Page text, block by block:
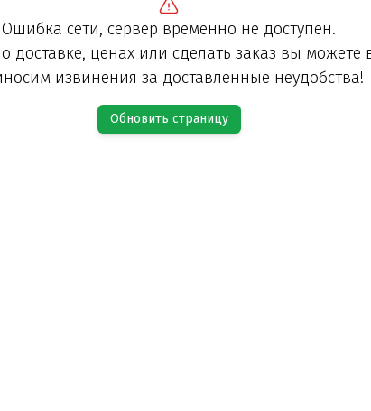
Ошибка сети, сервер временно не доступен.
ценах или сделать заказ вы можете
извинения за доставленные неудобства!
Обновить страницу